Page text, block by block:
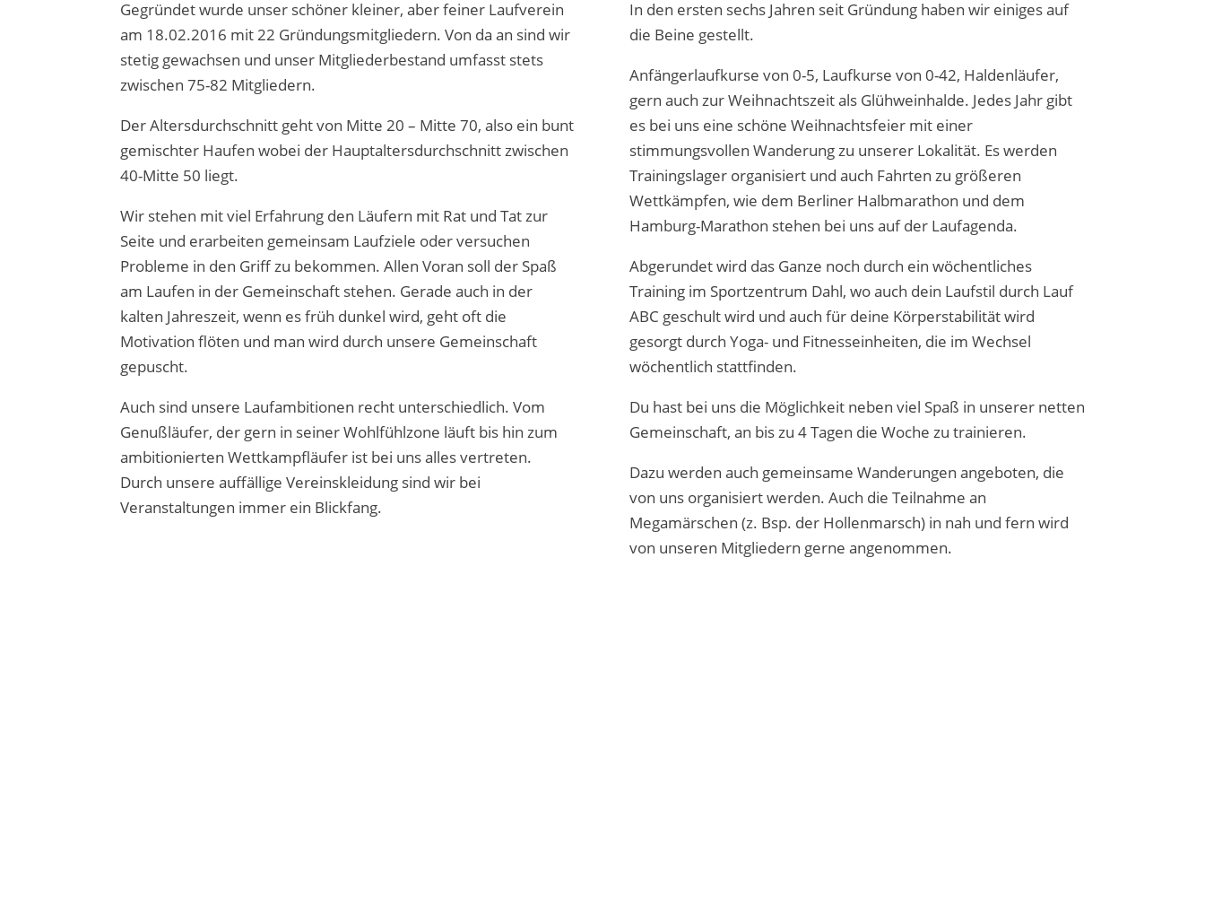
Gegründet wurde unser schöner kleiner, aber feiner Laufverein
am 18.02.2016 mit 22 Gründungsmitgliedern. Von da an sind wir
stetig gewachsen und unser Mitgliederbestand umfasst stets
zwischen 75-82 Mitgliedern.
Der Altersdurchschnitt geht von Mitte 20 – Mitte 70, also ein bunt
gemischter Haufen wobei der Hauptaltersdurchschnitt zwischen
40-Mitte 50 liegt.
Wir stehen mit viel Erfahrung den Läufern mit Rat und Tat zur
Seite und erarbeiten gemeinsam Laufziele oder versuchen
Probleme in den Griff zu bekommen. Allen Voran soll der Spaß
am Laufen in der Gemeinschaft stehen. Gerade auch in der
kalten Jahreszeit, wenn es früh dunkel wird, geht oft die
Motivation flöten und man wird durch unsere Gemeinschaft
gepuscht.
Auch sind unsere Laufambitionen recht unterschiedlich. Vom
Genußläufer, der gern in seiner Wohlfühlzone läuft bis hin zum
ambitionierten Wettkampfläufer ist bei uns alles vertreten.
Durch unsere auffällige Vereinskleidung sind wir bei
Veranstaltungen immer ein Blickfang.
In den ersten sechs Jahren seit Gründung haben wir einiges auf
die Beine gestellt.
Anfängerlaufkurse von 0-5, Laufkurse von 0-42, Haldenläufer,
gern auch zur Weihnachtszeit als Glühweinhalde. Jedes Jahr gibt
es bei uns eine schöne Weihnachtsfeier mit einer
stimmungsvollen Wanderung zu unserer Lokalität. Es werden
Trainingslager organisiert und auch Fahrten zu größeren
Wettkämpfen, wie dem Berliner Halbmarathon und dem
Hamburg-Marathon stehen bei uns auf der Laufagenda.
Abgerundet wird das Ganze noch durch ein wöchentliches
Training im Sportzentrum Dahl, wo auch dein Laufstil durch Lauf
ABC geschult wird und auch für deine Körperstabilität wird
gesorgt durch Yoga- und Fitnesseinheiten, die im Wechsel
wöchentlich stattfinden.
Du hast bei uns die Möglichkeit neben viel Spaß in unserer netten
Gemeinschaft, an bis zu 4 Tagen die Woche zu trainieren.
Dazu werden auch gemeinsame Wanderungen angeboten, die
von uns organisiert werden. Auch die Teilnahme an
Megamärschen (z. Bsp. der Hollenmarsch) in nah und fern wird
von unseren Mitgliedern gerne angenommen.